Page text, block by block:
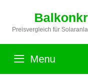
springen
Preisvergleich für
Menu